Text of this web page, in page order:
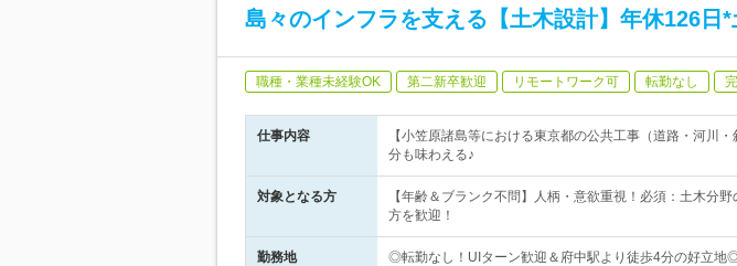
島々のインフラを支える【土木設計】年休126日
職種・業種未経験OK 第二新卒歓迎 リモートワーク可 転勤なし
仕事内容
【小笠原諸島等における東京都の公共工事（道路・河
分も味わえる♪
対象となる方
【年齢＆ブランク不問】人柄・意欲重視！必須：土木分
方を歓迎！
勤務地 ◎転勤なし！UIターン歓迎＆府中駅より徒歩4分の好立